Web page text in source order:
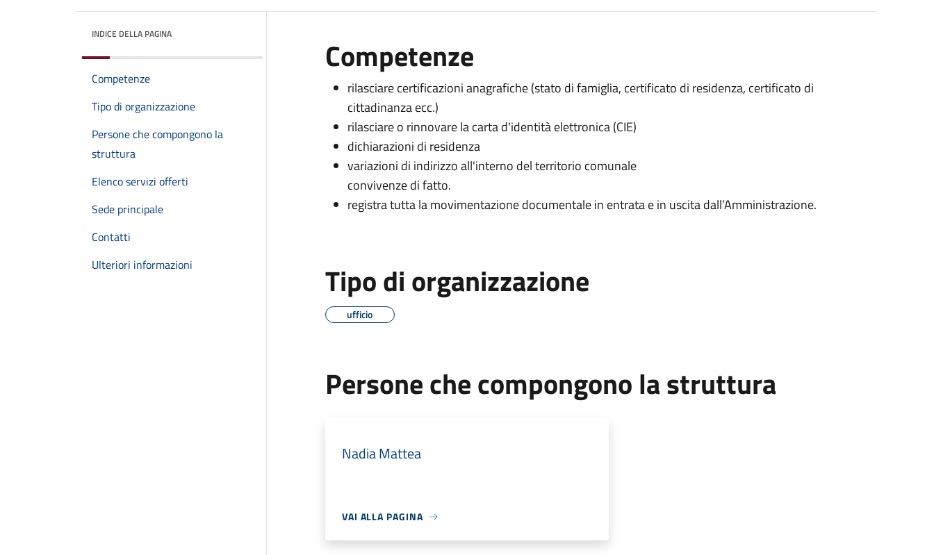
INDICE DELLA PAGINA
Competenze
Tipo di organizzazione
Persone che compongono la
struttura
Elenco servizi offerti
Sede principale
Contatti
Ulteriori informazioni
Competenze
rilasciare certificazioni anagrafiche (stato di famiglia, certificato di residenza, certificato di
cittadinanza ecc.)
rilasciare o rinnovare la carta d'identità elettronica (CIE)
dichiarazioni di residenza
variazioni di indirizzo all'interno del territorio comunale
convivenze di fatto.
registra tutta la movimentazione documentale in entrata e in uscita dall’Amministrazione.
Tipo di organizzazione
ufficio
Persone che compongono la struttura
Nadia Mattea
VAI ALLA PAGINA